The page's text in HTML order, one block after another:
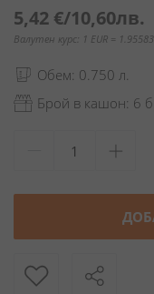
5,42 €/10,60лв.
Валутен курс: 1 EUR =
Обем: 0.750 л.
Брой в кашон: 6